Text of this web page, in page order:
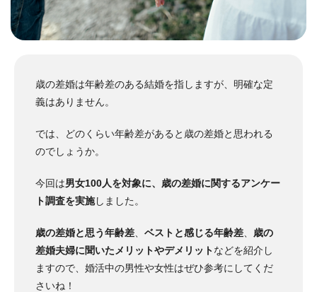
歳の差婚は年齢差のある結婚を指しますが、明確な定
義はありません。
では、どのくらい年齢差があると歳の差婚と思われる
のでしょうか。
今回は男女100人を対象に、歳の差婚に関するアンケー
ト調査を実施しました。
歳の差婚と思う年齢差 ベストと感じる年齢差
歳の
差婚夫婦に聞いたメリットやデメリットなどを紹介し
ますので、婚活中の男性や女性はぜひ参考にしてくだ
さいね！